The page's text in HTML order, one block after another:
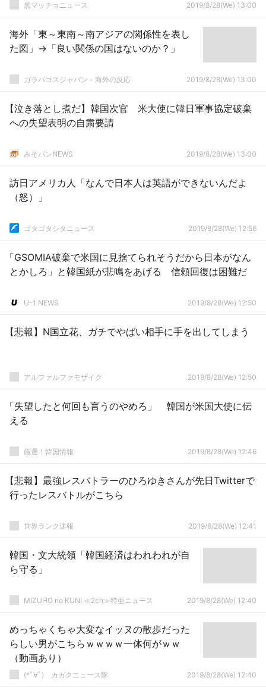
黒マッチョニュース 2019/8/28(We) 13:00
海外「東～東南～南アジアの関係性を表し
た図」→「良い関係の国はないのか？」
ガラパゴスジャパン - 海外の反応 2019/8/28(We) 13:00
【泣き落とし煮だ】韓国次官 米大使に韓日軍事協定破棄
への失望表明の自粛要請
みそパンNEWS 2019/8/28(We) 13:00
訪日アメリカ人「なんで日本人は英語ができないんだよ
（怒）」
ゴタゴタシタニュース 2019/8/28(We) 12:56
「GSOMIA破棄で米国に見捨てられそうだから日本がなん
とかしろ」と韓国紙が悲鳴をあげる 信頼回復は困難だ
U-1 NEWS 2019/8/28(We) 12:50
【悲報】N国立花、ガチでやばい相手に手を出してしまう
アルファルファモザイク 2019/8/28(We) 12:50
「失望したと何回も言うのやめろ」 韓国が米国大使に伝
える
厳選！韓国情報 2019/8/28(We) 12:46
【悲報】最強レスバトラーのひろゆきさんが先日Twitterで
行ったレスバトルがこちら
世界ランク速報 2019/8/28(We) 12:41
韓国・文大統領「韓国経済はわれわれが自
ら守る」
MIZUHO no KUNI ≪2ch≫特亜ニュース 2019/8/28(We) 12:40
めっちゃくちゃ大変なイッヌの散歩だった
らしい男がこちらｗｗｗｗ一体何がｗｗ
（動画あり）
(*ﾟ∀ﾟ)ゞカガクニュース隊 2019/8/28(We) 12:40